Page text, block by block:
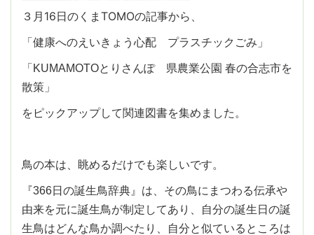
３月16日のくまTOMOの記事から、
「健康へのえいきょう心配 プラスチックごみ」
「KUMAMOTOとりさんぽ 県農業公園 春の合志市を
散策」
をピックアップして関連図書を集めました。
鳥の本は、眺めるだけでも楽しいです。
『366日の誕生鳥辞典』は、その鳥にまつわる伝承や
由来を元に誕生鳥が制定してあり、自分の誕生日の誕
生鳥はどんな鳥か調べたり、自分と似ているところは